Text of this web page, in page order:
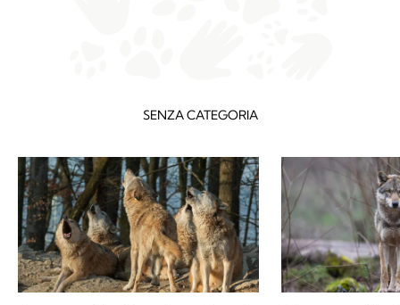
SENZA CATEGORIA